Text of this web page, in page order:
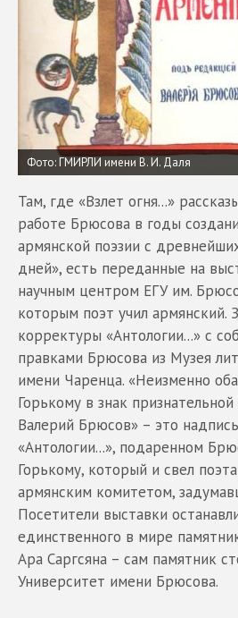
Фото: ГМИРЛИ имени В. И. Даля
Там, где «Взлет огня...»
работе Брюсова в годы
армянской поэзии с
дней», есть переданные на
научным центром ЕГУ им.
которым поэт учил армянский.
корректуры «Антологии...» с
правками Брюсова из Музея
имени Чаренца. «Неизменно
Горькому в знак
Валерий Брюсов» – это
«Антологии...», подаренном
Горькому, который и свел
армянским комитетом,
Посетители выставки
единственного в мире
Ара Саргсяна – сам памятник
Университет имени Брюсова.